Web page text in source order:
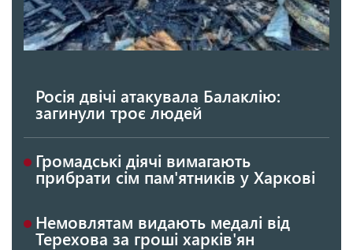
Росія двічі атакувала Балаклію:
загинули троє людей
Громадські діячі вимагають
прибрати сім пам'ятників у Харкові
Немовлятам видають медалі від
Терехова за гроші харків'ян